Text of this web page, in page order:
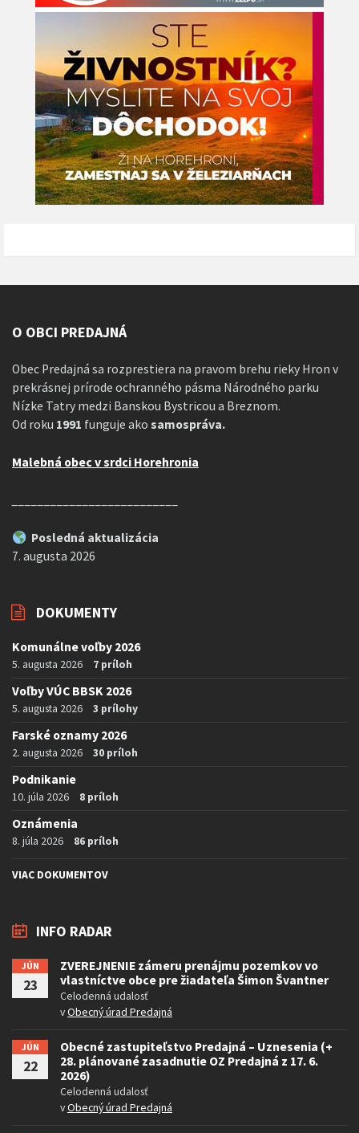
O OBCI PREDAJNÁ
Obec Predajná sa rozprestiera na pravom brehu rieky Hron v
prekrásnej prírode ochranného pásma Národného parku
Nízke Tatry medzi Banskou Bystricou a Breznom.
Od roku 1991 funguje ako samospráva.
Malebná obec v srdci Horehronia
Posledná aktualizácia
7. augusta 2026
DOKUMENTY
Komunálne voľby 2026
5. augusta 2026 7 príloh
Voľby VÚC BBSK 2026
5. augusta 2026 3 prílohy
Farské oznamy 2026
2. augusta 2026 30 príloh
Podnikanie
10. júla 2026 8 príloh
Oznámenia
8. júla 2026 86 príloh
VIAC DOKUMENTOV
INFO RADAR
JÚN
23
ZVEREJNENIE zámeru prenájmu pozemkov vo
vlastníctve obce pre žiadateľa Šimon Švantner
Celodenná udalosť
vObecný úrad Predajná
JÚN
22
Obecné zastupiteľstvo Predajná – Uznesenia (+
28. plánované zasadnutie OZ Predajná z 17. 6.
2026)
Celodenná udalosť
vObecný úrad Predajná